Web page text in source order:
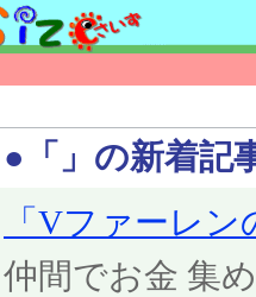
●「」の新着記
「Vファーレ
仲間でお金 集